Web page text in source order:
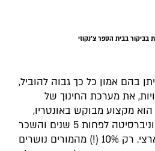
בבית הספר צ'נקוזי
בהם אמון כל כך גבוה להוביל,
את מערכת החינוך של
מקצוע מבוקש באונטריו,
המורים והמורות למדו באוניברסיטה לפחות 5 שנים והשכר
גבוה מהשכר הממוצע הארצי. רק 10% (!) מהמורים נושרים